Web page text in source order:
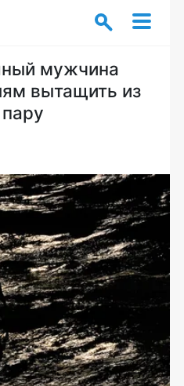
мужчина
вытащить из